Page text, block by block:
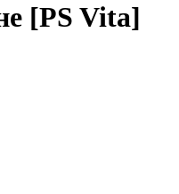
[PS Vita]